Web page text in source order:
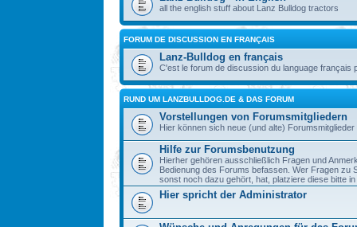
all the english stuff about Lanz Bulldog tractors
FORUM DE DISCUSSION EN FRANÇAIS
Lanz-Bulldog en français
C'est le forum de discussion du language français
RUND UM LANZBULLDOG.DE & DAS FORUM
Vorstellungen von Forumsmitgliedern
Hier können sich neue (und alte)
Hilfe zur Forumsbenutzung
Hierher gehören ausschließlich Fragen und
Bedienung des Forums befassen. Wer Fragen zu
sonst noch dazu gehört, hat, platziere diese bitte
Hier spricht der Administrator